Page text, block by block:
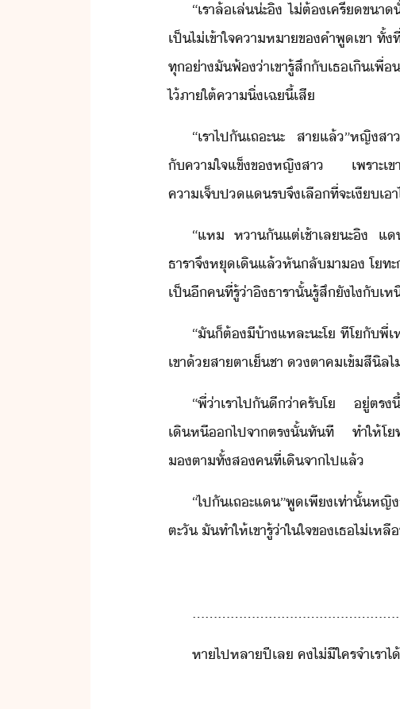
“​เรา​ล้เล่​่ะ​ิ​ ​ไ่ต้​เครี​ขา
เป็​ไ่เข้าใจ​คาหา​ข​คำพู​เขา​ ​ทั้
ทุ่า​ั​ฟ้​่า​เขา​รู้สึ​ั​เธ​เิ​เพื่
ไ้​ภาใต้​คา​ิ่เฉ​ี้​เสี
“​เรา​ไป​ั​เถะ​ะ​ ​สา​แล้​”​หญิส
ั​คา​ใจแข็​ข​หญิสา​ ​เพราะ​เข
คาเจ็ป​แ​ร​จึ​เลื​ที่จะ​เี​เ
“​แห​ ​หา​ั​แต่เช้า​เล​ะ​ิ​ ​แ
ธารา​จึ​หุ​เิ​แล้​หัลั​า​​ ​โท
เป็​ี​คที​่​รู้​่า​ิ​ธารา​ั้​รู้สึ​ัไ​ั​เ
“​ั​็​ต้​ี​้า​แหละ​ะ​โ​ ​ที​โั​
เขา​้​สาตา​เ็ชา​ ​ตา​คเข้​สีิ
“​พี่​่า​เรา​ไป​ั​ี่า​ครั​โ​ ​ู่​ตร
เิหี​​ไป​จา​ตรั้​ทัที​ ​ทำให้​โ
ตา​ทั้ส​คที​่​เิ​จาไป​แล้
“​ไป​ั​เถะ​แ​”​พู​เพี​เท่าั้​
ตะั​ ​ั​ทำให้​เขา​รู้​่า​ใ​ใจ​ข​เธ​ไ่​เหลื
หา​ไป​หลา​ปี​เล​ ​ค​ไ่ีใคร​จำ​เรา​ไ